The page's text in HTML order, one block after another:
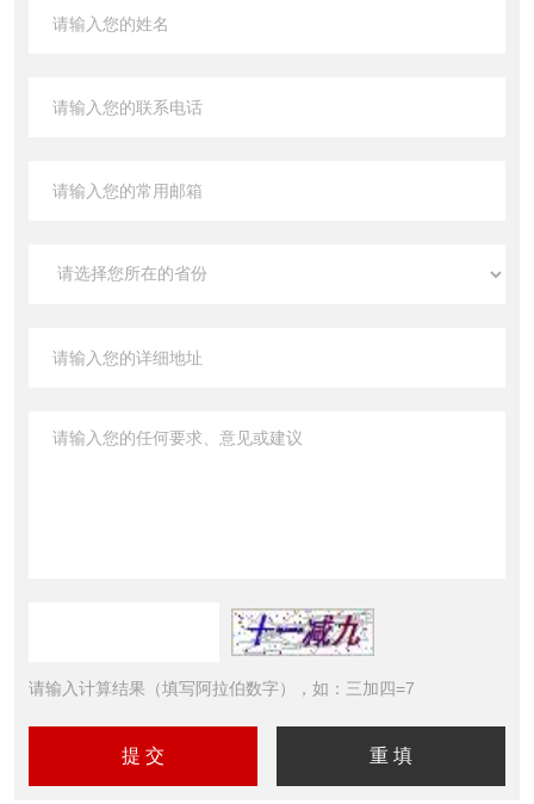
请输入计算结果（填写阿拉伯数字），如：三加四=7